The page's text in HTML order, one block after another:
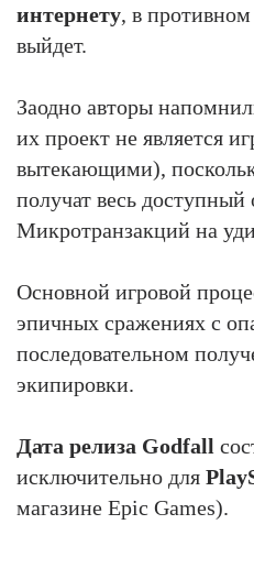
интернету, в противном
выйдет.
Заодно авторы
их проект не является
вытекающими),
получат весь доступный
Микротранзакций на
Основной игровой
эпичных сражениях с
последовательном
экипировки.
Дата релиза Godfall
исключительно для
магазине Epic Games).